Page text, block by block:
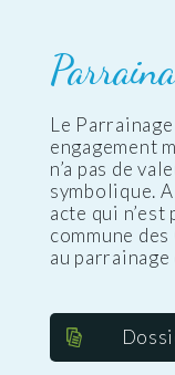
Le
engagement
n’a pas de
symbolique.
acte qui
commune
au